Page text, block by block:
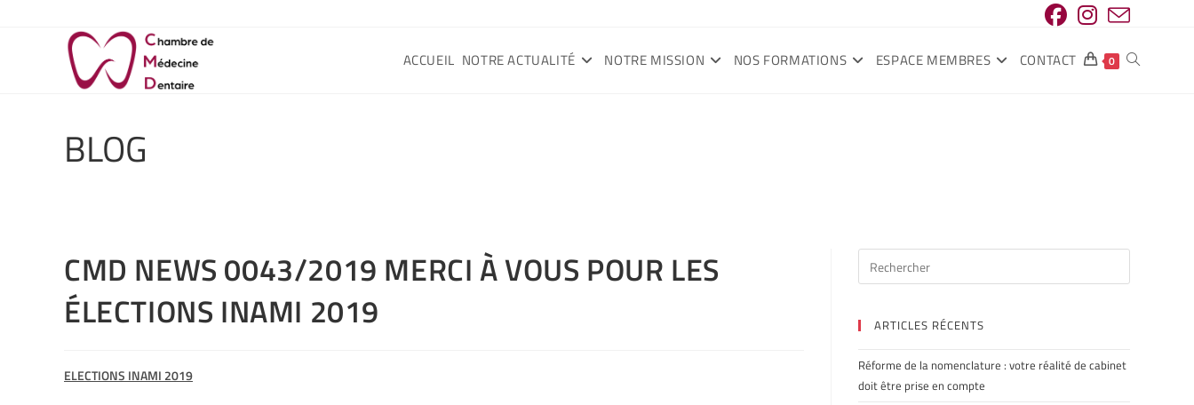
ACCUEIL NOTRE ACTUALITÉ NOTRE MISSION NOS FORMATIONS ESPACE MEMBRES CONTACT 0
BLOG
CMD NEWS 0043/2019 MERCI À VOUS POUR LES
ÉLECTIONS INAMI 2019
ELECTIONS INAMI 2019
ARTICLES RÉCENTS
Réforme de la nomenclature : votre réalité de cabinet
doit être prise en compte